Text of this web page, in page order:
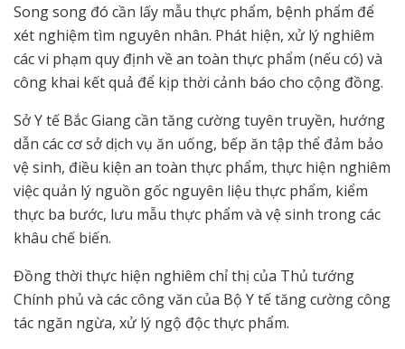
Song song đó cần lấy mẫu thực phẩm, bệnh phẩm để
xét nghiệm tìm nguyên nhân. Phát hiện, xử lý nghiêm
các vi phạm quy định về an toàn thực phẩm (nếu có) và
công khai kết quả để kịp thời cảnh báo cho cộng đồng.
Sở Y tế Bắc Giang cần tăng cường tuyên truyền, hướng
dẫn các cơ sở dịch vụ ăn uống, bếp ăn tập thể đảm bảo
vệ sinh, điều kiện an toàn thực phẩm, thực hiện nghiêm
việc quản lý nguồn gốc nguyên liệu thực phẩm, kiểm
thực ba bước, lưu mẫu thực phẩm và vệ sinh trong các
khâu chế biến.
Đồng thời thực hiện nghiêm chỉ thị của Thủ tướng
Chính phủ và các công văn của Bộ Y tế tăng cường công
tác ngăn ngừa, xử lý ngộ độc thực phẩm.